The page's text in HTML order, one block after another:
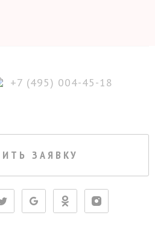
+7 (495) 004-45-18
ЗАЯВКУ